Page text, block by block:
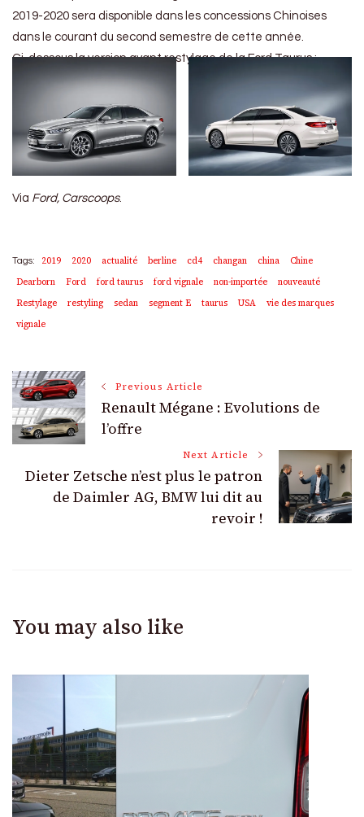
2019-2020 sera disponible dans les concessions Chinoises
dans le courant du second semestre de cette année.
Ci-dessous la version avant restylage de la Ford Taurus :
Via Ford, Carscoops.
Tags: 2019 2020 actualité berline cd4 changan china
Chine
Dearborn
Ford ford taurus ford vignale non-importée
nouveauté
Restylage
restyling sedan segment E taurus USA
vie des marques
vignale
Post
Navigation
Previous Article
Renault Mégane : Evolutions de
l’offre
Next Article
Dieter Zetsche n’est plus le patron
de Daimler AG, BMW lui dit au
revoir !
You may also like